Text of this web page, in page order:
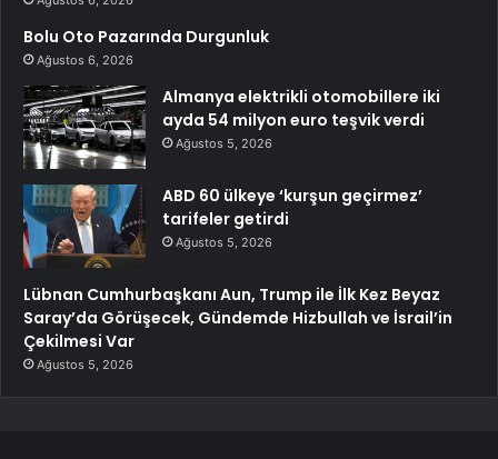
Bolu Oto Pazarında Durgunluk
Ağustos 6, 2026
Almanya elektrikli otomobillere iki
ayda 54 milyon euro teşvik verdi
Ağustos 5, 2026
ABD 60 ülkeye ‘kurşun geçirmez’
tarifeler getirdi
Ağustos 5, 2026
Lübnan Cumhurbaşkanı Aun, Trump ile İlk Kez Beyaz
Saray’da Görüşecek, Gündemde Hizbullah ve İsrail’in
Çekilmesi Var
Ağustos 5, 2026